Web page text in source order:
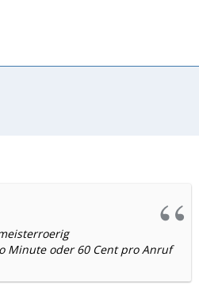
Minute oder 60 Cent pro Anruf